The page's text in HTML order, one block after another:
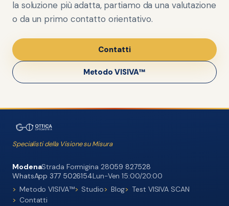
la soluzione più adatta, partiamo da una valutazione
o da un primo contatto orientativo.
Contatti
Metodo VISIVA™
Specialisti della Visione su Misura
ModenaStrada Formigina 28059 827528
WhatsApp 377 5026154Lun-Ven 15:00/20:00
Metodo VISIVA™
Studio Blog
Test VISIVA SCAN
Contatti